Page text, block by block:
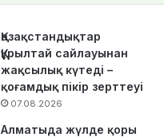
Қазақстандықтар
Құрылтай сайлауынан
жақсылық күтеді –
қоғамдық пікір зерттеуі
07.08.2026
Алматыда жүлде қоры